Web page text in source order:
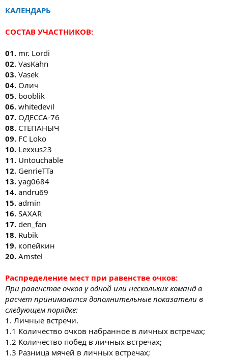
КАЛЕНДАРЬ
СОСТАВ УЧАСТНИКОВ:
01. mr. Lordi
02. VasKahn
03. Vasek
04. Олич
05. booblik
06. whitedevil
07. ОДЕССА-76
08. СТЕПАНЫЧ
09. FC Loko
10. Lexxus23
11. Untouchable
12. GenrieTTa
13. yag0684
14. andru69
15. admin
16. SAXAR
17. den_fan
18. Rubik
19. копейкин
20. Amstel
Распределение мест при равенстве очков:
При равенстве очков у одной или нескольких команд в
расчет принимаются дополнительные показатели в
следующем порядке:
1. Личные встречи.
1.1 Количество очков набранное в личных встречах;
1.2 Количество побед в личных встречах;
1.3 Разница мячей в личных встречах;